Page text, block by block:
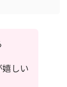
しい